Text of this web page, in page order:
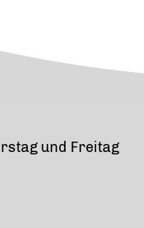
und Freitag